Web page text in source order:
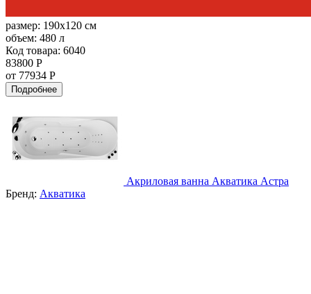
размер: 190x120 см
объем: 480 л
Код товара: 6040
83800 Р
от 77934 Р
Подробнее
Акриловая ванна Акватика Астра
Бренд: Акватика